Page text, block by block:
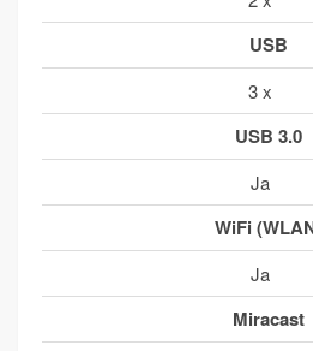
USB
3 x
USB 3.0
Ja
WiFi
Ja
Miracast